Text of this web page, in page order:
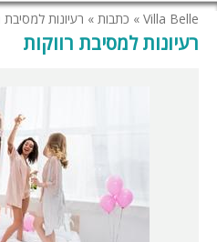
Villa Belle
» כתבות » רעיונות למסיבת
רעיונות למסיבת רווקות